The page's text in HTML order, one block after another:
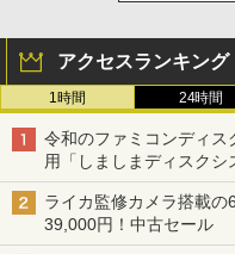
アクセスランキング
1時間 24時間
令和のファミコンディス
用「しましまディスクシ
ライカ監修カメラ搭載
39,000円！中古セール